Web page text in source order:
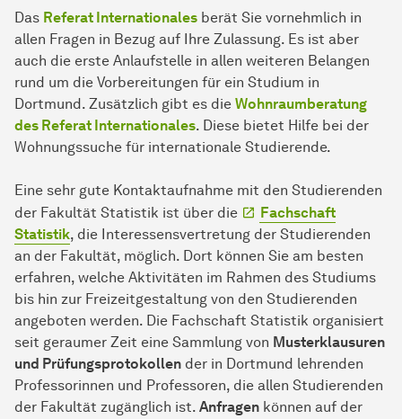
Das Referat Internationales berät Sie vornehmlich in
allen Fragen in Bezug auf Ihre Zulassung. Es ist aber
auch die erste Anlaufstelle in allen weiteren Belangen
rund um die Vorbereitungen für ein Studium in
Dortmund. Zusätzlich gibt es die Wohnraumberatung
des Referat Internationales. Diese bietet Hilfe bei der
Wohnungssuche für internationale Studierende.
Eine sehr gute Kontaktaufnahme mit den Studierenden
der Fakultät Statistik ist über die
Fachschaft
Statistik, die Interessensvertretung der Studierenden
an der Fakultät, möglich. Dort können Sie am besten
erfahren, welche Aktivitäten im Rahmen des Studiums
bis hin zur Freizeitgestaltung von den Studierenden
angeboten werden. Die Fachschaft Statistik organisiert
seit geraumer Zeit eine Sammlung von Musterklausuren
und Prüfungsprotokollen der in Dortmund lehrenden
Professorinnen und Professoren, die allen Studierenden
der Fakultät zugänglich ist. Anfragen können auf der